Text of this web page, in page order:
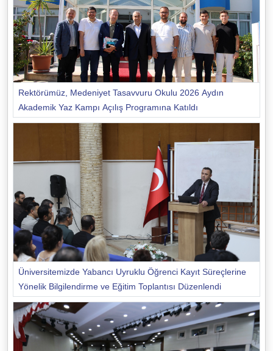
Rektörümüz, Medeniyet Tasavvuru Okulu 2026 Aydın
Akademik Yaz Kampı Açılış Programına Katıldı
Üniversitemizde Yabancı Uyruklu Öğrenci Kayıt Süreçlerine
Yönelik Bilgilendirme ve Eğitim Toplantısı Düzenlendi